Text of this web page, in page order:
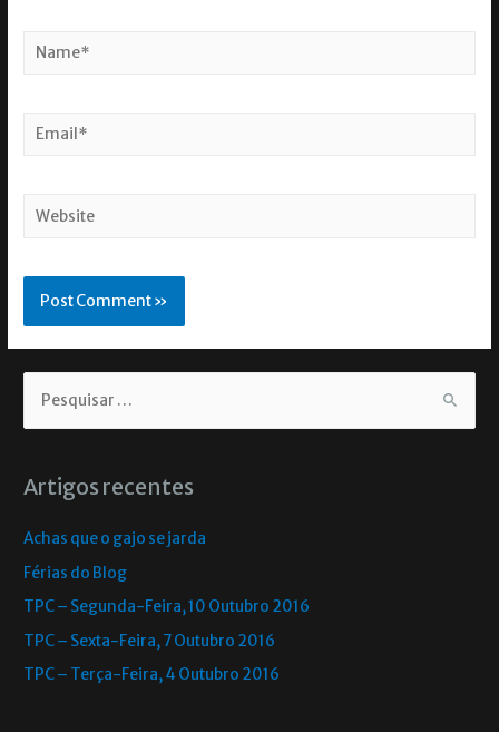
Artigos recentes
Achas que o gajo se jarda
Férias do Blog
TPC – Segunda-Feira, 10 Outubro 2016
TPC – Sexta-Feira, 7 Outubro 2016
TPC – Terça-Feira, 4 Outubro 2016